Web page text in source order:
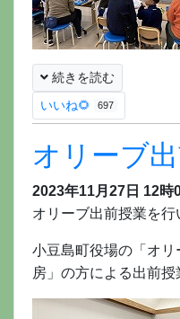
続きを読む
いいね🌻
697
オリーブ
2023年11月27日 12時
オリーブ出前授業を行
小豆島町役場の「オ
房」の方による出前授